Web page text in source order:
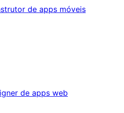
de apps móveis
de apps web